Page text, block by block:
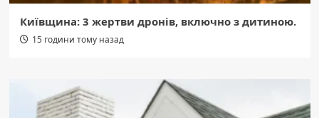
Київщина: 3 жертви дронів, включно з дитиною.
15 години тому назад